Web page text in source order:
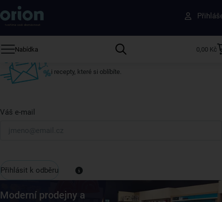
Nabídka 0,00 Kč
Získejte rady, recepty a tipy na slevy dřív než
ostatní
Přihlaste se k odběru našeho newsletteru.
i recepty, které si oblíbíte.
Váš e-mail
Přihlásit k odběru
Moderní prodejny a